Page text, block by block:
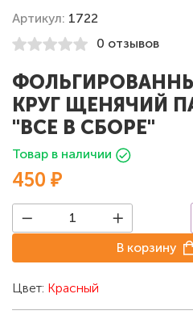
Артикул: 1722
0 отзывов
КРУГ ЩЕНЯЧИЙ
"ВСЕ В СБОРЕ"
Товар в наличии
450 ₽
В корзину
Цвет: Красный